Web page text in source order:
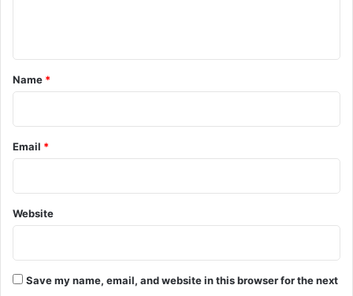
*
Name *
Email *
Website
Save my name, email, and website in this browser for the next